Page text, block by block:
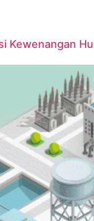
Kewenangan